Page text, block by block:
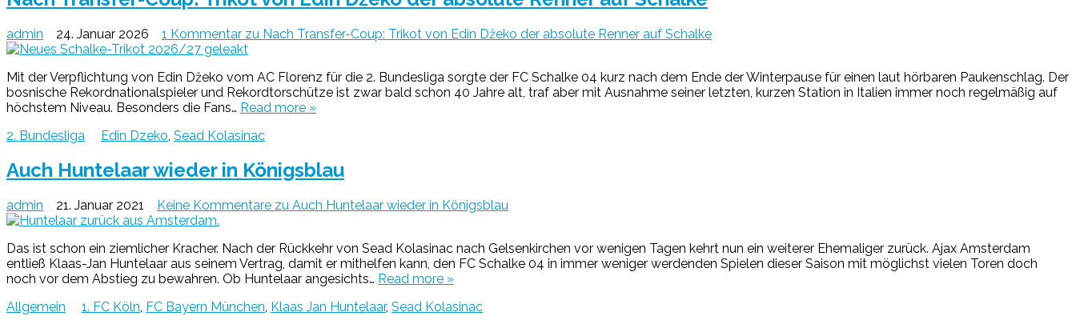
admin 24. Januar 2026 1 Kommentar zu Nach Transfer-Coup: Trikot von Edin Džeko der absolute Renner auf Schalke
Mit der Verpflichtung von Edin Džeko vom AC Florenz für die 2. Bundesliga sorgte der FC Schalke 04 kurz nach dem Ende der Winterpause für einen laut hörbaren Paukenschlag. Der
bosnische Rekordnationalspieler und Rekordtorschütze ist zwar bald schon 40 Jahre alt, traf aber mit Ausnahme seiner letzten, kurzen Station in Italien immer noch regelmäßig auf
höchstem Niveau. Besonders die Fans… Read more »
2. Bundesliga
Edin Dzeko Sead Kolasinac
Auch Huntelaar wieder in Königsblau
admin 21. Januar 2021 Keine Kommentare zu Auch Huntelaar wieder in Königsblau
Das ist schon ein ziemlicher Kracher. Nach der Rückkehr von Sead Kolasinac nach Gelsenkirchen vor wenigen Tagen kehrt nun ein weiterer Ehemaliger zurück. Ajax Amsterdam
entließ Klaas-Jan Huntelaar aus seinem Vertrag, damit er mithelfen kann, den FC Schalke 04 in immer weniger werdenden Spielen dieser Saison mit möglichst vielen Toren doch
noch vor dem Abstieg zu bewahren. Ob Huntelaar angesichts… Read more »
Allgemein
1. FC Köln, FC Bayern München, Klaas Jan Huntelaar, Sead Kolasinac